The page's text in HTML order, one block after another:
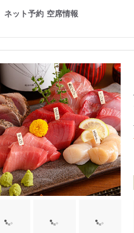
ネット予約 空席情報